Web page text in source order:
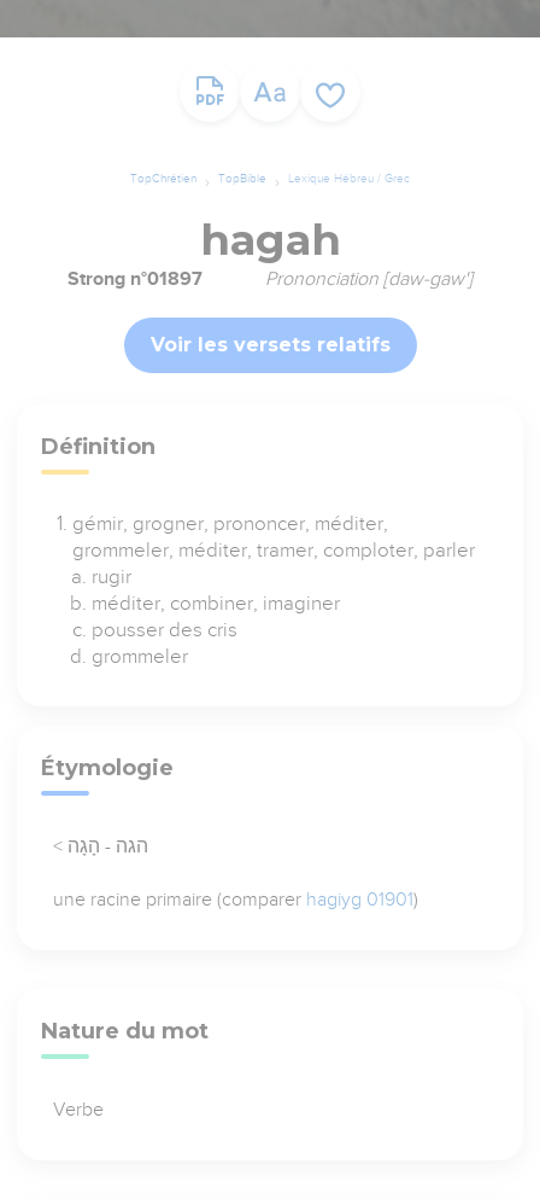
TopChrétien TopBible Lexique Hébreu / Grec
hagah
Strong n°01897 Prononciation [daw-gaw']
Voir les versets relatifs
Définition
gémir, grogner, prononcer, méditer,
grommeler, méditer, tramer, comploter, parler
rugir
méditer, combiner, imaginer
pousser des cris
grommeler
Étymologie
< הגה - הָגָה
une racine primaire (comparer hagiyg 01901)
Nature du mot
Verbe